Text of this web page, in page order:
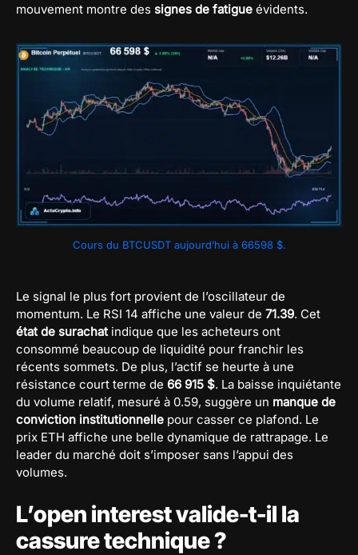
mouvement montre des signes de fatigue évidents.
Cours du BTCUSDT aujourd’hui à 66598 $.
Le signal le plus fort provient de l’oscillateur de
momentum. Le RSI 14 affiche une valeur de 71.39. Cet
état de surachatindique que les acheteurs ont
consommé beaucoup de liquidité pour franchir les
récents sommets. De plus, l’actif se heurte à une
résistance court terme de 66 915 $. La baisse inquiétante
du volume relatif, mesuré à 0.59, suggère un manque de
conviction institutionnelle pour casser ce plafond. Le
prix ETH affiche une belle dynamique de rattrapage. Le
leader du marché doit s’imposer sans l’appui des
volumes.
L’open interest valide-t-il la
cassure technique ?